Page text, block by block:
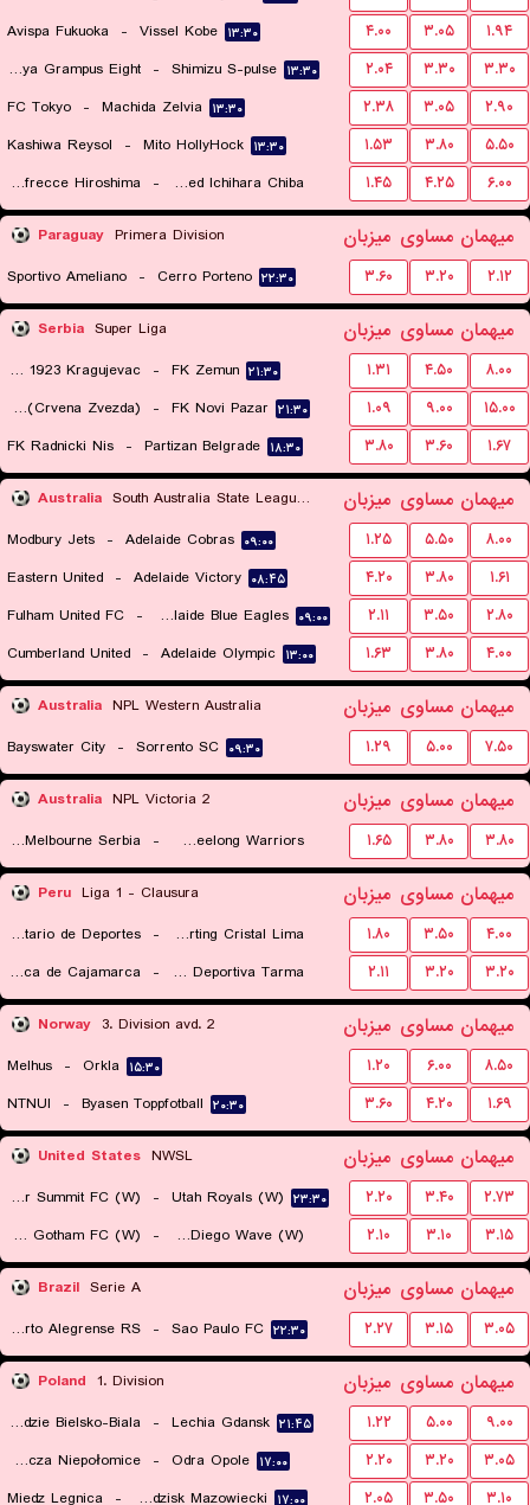
Avispa Fukuoka - Vissel Kobe ۱۳:۳۰ ۴.۰۰ ۳.۰۵
۱.۹۴
Nagoya Grampus Eight
- Shimizu S-pulse ۱۳:۳۰ ۲.۰۴ ۳.۳۰
۳.۳۰
FC Tokyo - Machida Zelvia ۱۳:۳۰ ۲.۳۸ ۳.۰۵
۲.۹۰
Kashiwa Reysol - Mito HollyHock ۱۳:۳۰ ۱.۵۳ ۳.۸۰
۵.۵۰
Sanfrecce Hiroshima
- Jef United Ichihara Chiba
۱۳:۴۵
۱.۴۵ ۴.۲۵ ۶.۰۰
Paraguay Primera Division میزبان مساوی میهمان
Sportivo Ameliano - Cerro Porteno ۲۲:۳۰ ۳.۶۰ ۳.۲۰ ۲.۱۲
Serbia Super Liga میزبان مساوی میهمان
FK Radnicki 1923 Kragujevac - FK Zemun ۲۱:۳۰ ۱.۳۱ ۴.۵۰
۸.۰۰
FK Red Star Belgrade (Crvena Zvezda)
- FK Novi Pazar ۲۱:۳۰ ۱.۰۹ ۹.۰۰
۱۵.۰۰
FK Radnicki Nis - Partizan Belgrade ۱۸:۳۰ ۳.۸۰ ۳.۶۰ ۱.۶۷
Australia South Australia State League 1 میزبان مساوی میهمان
Modbury Jets - Adelaide Cobras ۰۹:۰۰ ۱.۲۵ ۵.۵۰
۸.۰۰
Eastern United - Adelaide Victory ۰۸:۴۵ ۴.۲۰ ۳.۸۰
۱.۶۱
Fulham United FC - Adelaide Blue Eagles ۰۹:۰۰ ۲.۱۱ ۳.۵۰
۲.۸۰
Cumberland United - Adelaide Olympic ۱۳:۰۰ ۱.۶۳ ۳.۸۰ ۴.۰۰
Australia NPL Western Australia میزبان مساوی میهمان
Bayswater City - Sorrento SC ۰۹:۳۰ ۱.۲۹ ۵.۰۰ ۷.۵۰
Australia NPL Victoria 2 میزبان مساوی میهمان
FC Melbourne Serbia - North Geelong Warriors
۰۸:۳۰
۱.۶۵ ۳.۸۰ ۳.۸۰
Peru Liga 1 - Clausura میزبان مساوی میهمان
Universitario de Deportes - Sporting Cristal Lima
۰۵:۰۰
۱.۸۰ ۳.۵۰
۴.۰۰
Universidad Tecnica de Cajamarca
- Asociacion Deportiva Tarma
۲۱:۳۰
۲.۱۱ ۳.۲۰ ۳.۲۰
Norway 3. Division avd. 2 میزبان مساوی میهمان
Melhus - Orkla ۱۵:۳۰ ۱.۲۰ ۶.۰۰
۸.۵۰
NTNUI - Byasen Toppfotball ۲۰:۳۰ ۳.۶۰ ۴.۲۰ ۱.۶۹
United States NWSL میزبان مساوی میهمان
Denver Summit FC (W) - Utah Royals (W) ۲۳:۳۰ ۲.۲۰ ۳.۴۰
۲.۷۳
NJ/NY Gotham FC (W)
- San Diego Wave (W)
۰۳:۳۰
۲.۱۰ ۳.۱۰ ۳.۱۵
Brazil Serie A میزبان مساوی میهمان
Gremio Porto Alegrense RS - Sao Paulo FC ۲۲:۳۰ ۲.۲۷ ۳.۱۵ ۳.۰۵
Poland 1. Division میزبان مساوی میهمان
Podbeskidzie Bielsko-Biala - Lechia Gdansk ۲۱:۴۵ ۱.۲۲ ۵.۰۰
۹.۰۰
Puszcza Niepołomice
- Odra Opole ۱۷:۰۰ ۲.۲۰ ۳.۲۰
۳.۰۵
Miedz Legnica - Pogon Grodzisk Mazowiecki ۱۷:۰۰ ۲.۰۵ ۳.۵۰
۳.۱۰